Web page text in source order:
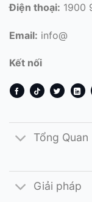
Điện thoại: 1900
Email: info@
Kết nối
Tổng Quan
Giải pháp